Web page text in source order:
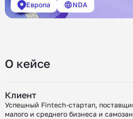
Европа
NDA
О кейсе
Клиент
Успешный Fintech-стартап,
малого и среднего бизнеса и